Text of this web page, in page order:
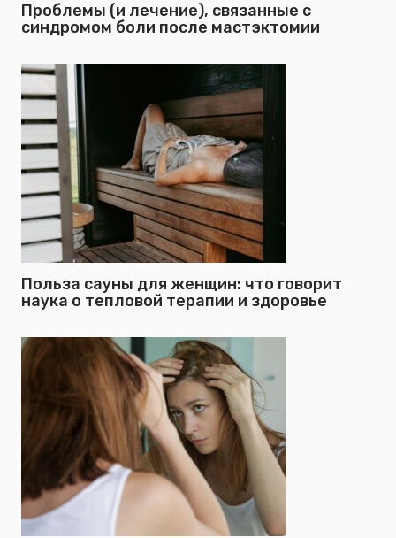
Проблемы (и лечение), связанные с
синдромом боли после мастэктомии
Польза сауны для женщин: что говорит
наука о тепловой терапии и здоровье